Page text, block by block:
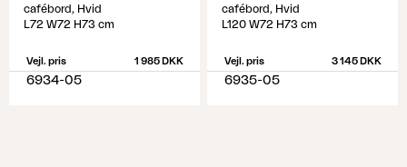
cafébord, Hvid
L72 W72 H73 cm
Vejl. pris 1 985 DKK
6934-05
cafébord, Hvid
L120 W72 H73 cm
Vejl. pris 3 145 DKK
6935-05